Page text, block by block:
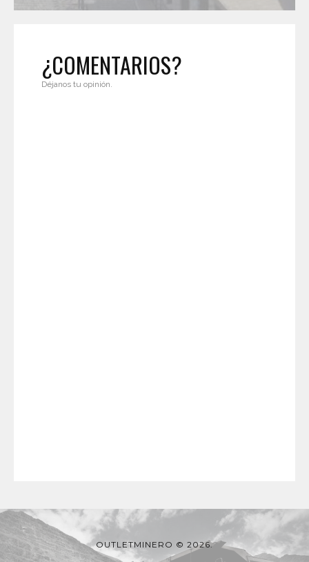
¿COMENTARIOS?
Déjanos tu opinión.
OUTLETMINERO © 2026.